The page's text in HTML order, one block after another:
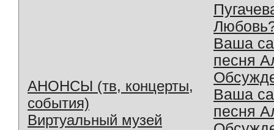
АНОНСЫ (тв, концерты,
события)
Виртуальный музей
Ваша
песня
Ваша
песня